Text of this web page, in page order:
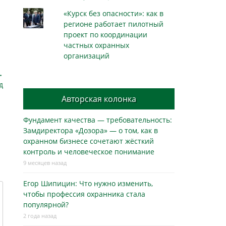
«Курск без опасности»: как в
регионе работает пилотный
проект по координации
частных охранных
организаций
Авторская колонка
Фундамент качества — требовательность:
Замдиректора «Дозора» — о том, как в
охранном бизнесe сочетают жёсткий
контроль и человеческое понимание
9 месяцев назад
Егор Шипицин: Что нужно изменить,
чтобы профессия охранника стала
популярной?
2 года назад